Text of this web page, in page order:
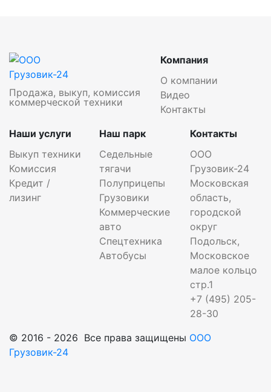
Продажа, выкуп, комиссия
коммерческой техники
Компания
О компании
Видео
Контакты
Наши услуги
Выкуп техники
Комиссия
Кредит /
лизинг
Наш парк
Седельные
тягачи
Полуприцепы
Грузовики
Коммерческие
авто
Спецтехника
Автобусы
Контакты
ООО
Грузовик-24
Московская
область,
городской
округ
Подольск,
Московское
малое кольцо
стр.1
+7 (495) 205-
28-30
© 2016 - 2026 Все права защищены ООО
Грузовик-24